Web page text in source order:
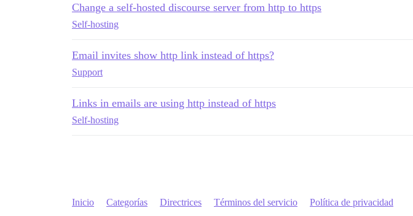
Change a self-hosted discourse server from http to https
Self-hosting
Email invites show http link instead of https?
Support
Links in emails are using http instead of https
Self-hosting
Inicio Categorías Directrices Términos del servicio Política de privacidad